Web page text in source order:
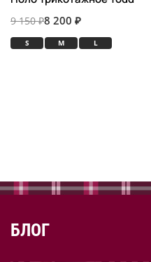
9 150 ₽8 200 ₽
S M L
БЛОГ